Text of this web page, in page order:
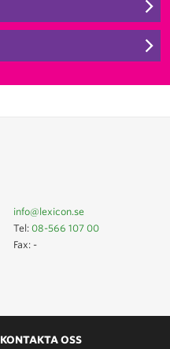
info@lexicon.se
Tel:08-566 107 00
Fax: -
KONTAKTA OSS